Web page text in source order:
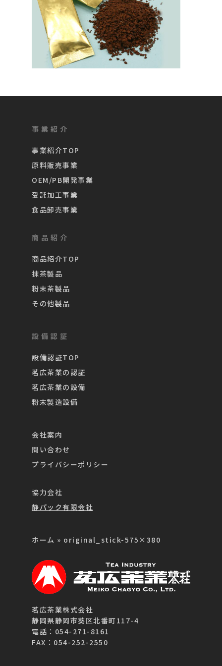
事業紹介
事業紹介TOP
原料販売事業
OEM/PB開発事業
受託加工事業
食品卸売事業
商品紹介
商品紹介TOP
抹茶製品
粉末茶製品
その他製品
設備認証
設備認証TOP
茗広茶業の認証
茗広茶業の設備
粉末製造設備
会社案内
問い合わせ
プライバシーポリシー
協力会社
静パック有限会社
ホーム » original_stick-575×380
茗広茶業株式会社
静岡県静岡市葵区北番町117-4
電話：054-271-8161
FAX：054-252-2550